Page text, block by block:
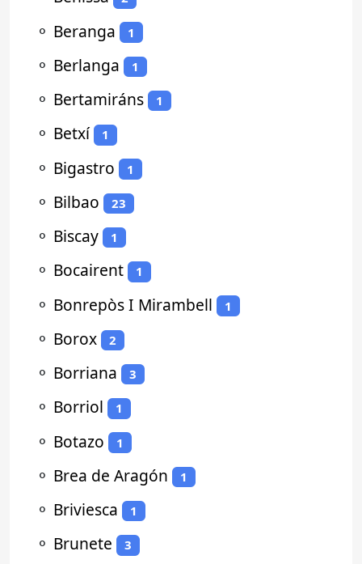
⚬ Beranga 1
⚬ Berlanga 1
⚬ Bertamiráns 1
⚬ Betxí 1
⚬ Bigastro 1
⚬ Bilbao 23
⚬ Biscay 1
⚬ Bocairent 1
⚬ Bonrepòs I Mirambell 1
⚬ Borox 2
⚬ Borriana 3
⚬ Borriol 1
⚬ Botazo 1
⚬ Brea de Aragón 1
⚬ Briviesca 1
⚬ Brunete 3